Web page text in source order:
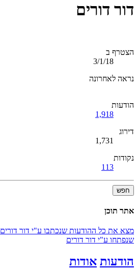
דור דורים
הצטרף ב
3/1/18
נראה לאחרונה
הודעות
1,918
דירוג
1,731
נקודות
113
חפש
אתר תוכן
מצא את כל ההודעות שנכתבו ע"י דור דורים
שנפתחו ע"י דור דורים
הודעות אודות